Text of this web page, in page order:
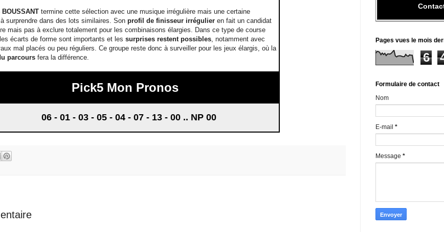
BOUSSANT termine cette sélection avec une musique irrégulière mais une certaine
surprendre dans des lots similaires. Son profil de finisseur irrégulier en fait un candidat
mais pas à exclure totalement pour les combinaisons élargies. Dans ce type de course
écarts de forme sont importants et les surprises restent possibles , notamment avec
mal placés ou peu réguliers. Ce groupe reste donc à surveiller pour les jeux élargis, où la
parcours fera la différence.
Pick5 Mon Pronos
06 - 01 - 03 - 05 - 04 - 07 - 13 - 00 .. NP 00
Pages vues le mois
6
Formulaire de contact
Nom
E-mail *
Message *